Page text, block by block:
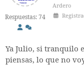
Respuestas: 74
Ardero
Ya Julio, si tranquilo
piensas, lo que no